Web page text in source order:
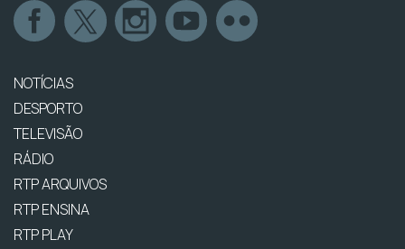
NOTÍCIAS
DESPORTO
TELEVISÃO
RÁDIO
RTP ARQUIVOS
RTP ENSINA
RTP PLAY